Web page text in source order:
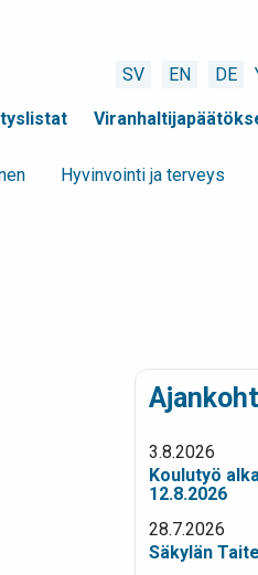
SV EN DE
Hyvinvointi ja terveys
3.8.2026
Koulutyö
12.8.2026
28.7.2026
Säkylän